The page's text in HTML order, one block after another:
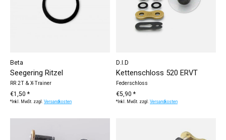
Beta
Seegering Ritzel
RR 2T & X-Trainer
€1,50 *
*Inkl. MwSt. zzgl.Versandkosten
D.I.D
Kettenschloss 520 ERVT
Federschloss
€5,90 *
*Inkl. MwSt. zzgl.Versandkosten